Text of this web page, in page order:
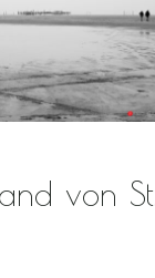
von St.